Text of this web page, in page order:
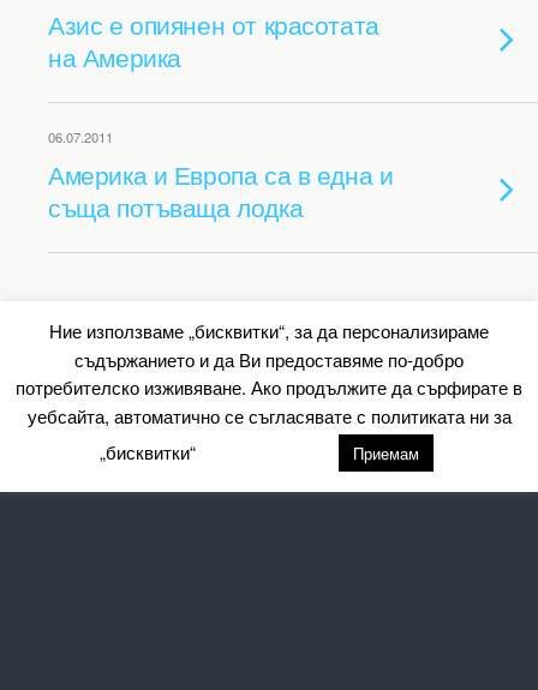
Азис е опиянен от красотата
на Америка
06.07.2011
Америка и Европа са в една и
съща потъваща лодка
Back to top
Mobile Desktop
All content Copyright Барометър.нет
Ние използваме „бисквитки“, за да персонализираме
съдържанието и да Ви предоставяме по-добро
потребителско изживяване. Ако продължите да сърфирате в
уебсайта, автоматично се съгласявате с политиката ни за
„бисквитки“
Приемам